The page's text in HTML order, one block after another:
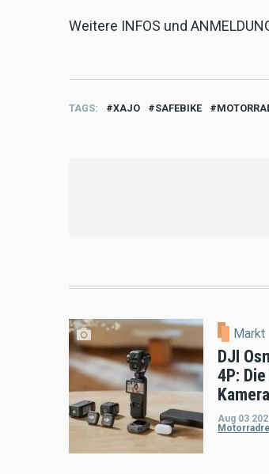
Weitere INFOS und
TAGS XAJO SAFEBIKE
Markt
DJI
4P:
Aug 03